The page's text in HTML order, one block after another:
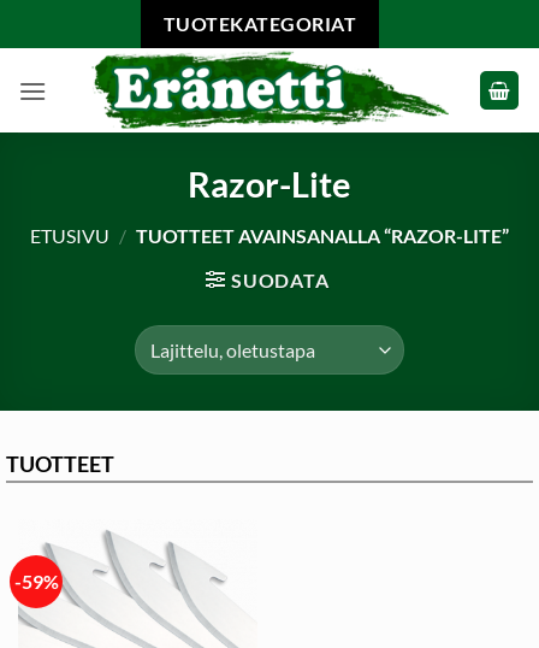
to
TUOTEKATEGORIAT
Razor-Lite
ETUSIVU / TUOTTEET AVAINSANALLA “RAZOR-LITE”
SUODATA
TUOTTEET
-59%